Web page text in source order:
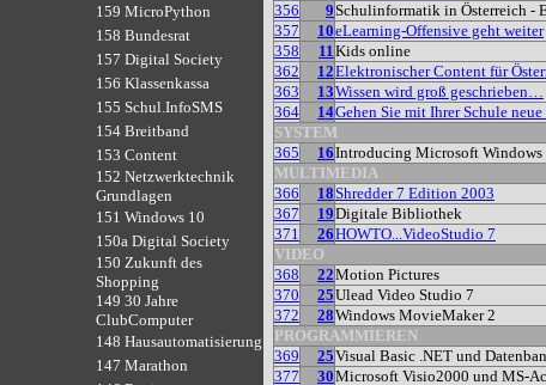
159 MicroPython
158 Bundesrat
157 Digital Society
156 Klassenkassa
155 Schul.InfoSMS
154 Breitband
153 Content
152 Netzwerktechnik
Grundlagen
151 Windows 10
150a Digital Society
150 Zukunft des
Shopping
149 30 Jahre
ClubComputer
148 Hausautomatisierung
147 Marathon
356
9Schulinformatik in Österreich -
357
10eLearning-Offensive geht weiter
358
11Kids online
362
12Elektronischer Content für
363
13Wissen wird groß geschrieben…
364
14Gehen Sie mit Ihrer Schule neue
SYSTEM
365
16Introducing Microsoft Windows
MULTIMEDIA
366
18Shredder 7 Edition 2003
367
19Digitale Bibliothek
371
26HOWTO...VideoStudio 7
VIDEO
368
22Motion Pictures
370
25Ulead Video Studio 7
372
28Windows MovieMaker 2
PROGRAMMIEREN
369
25Visual Basic .NET und
377
30Microsoft Visio2000 und MS-